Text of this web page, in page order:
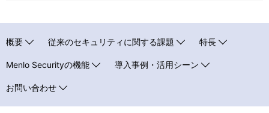
カ
ル
ナ
ビ
概要 従来のセキュリティに関する課題 特長
Menlo Securityの機能 導入事例・活用シーン
お問い合わせ